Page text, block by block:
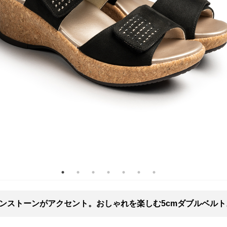
ストーンがアクセント。おしゃれを楽しむ5cmダブルベル